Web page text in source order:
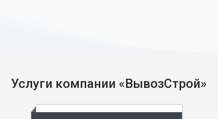
Услуги компании «ВывозСтрой»